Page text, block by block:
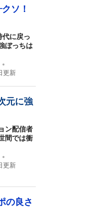
ソ！
に戻っ
ぼっちは
更新
元に強
ン配信者
間では衝
更新
の良さ